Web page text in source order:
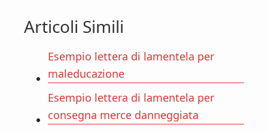
Articoli Simili
Esempio lettera di lamentela per
maleducazione
Esempio lettera di lamentela per
consegna merce danneggiata